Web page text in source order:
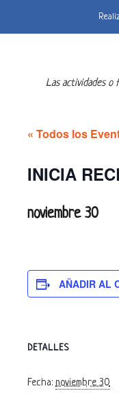
Las actividades o
« Todos los
INICIA
noviembre 30
AÑADIR AL
DETALLES
Fecha: noviembre 30